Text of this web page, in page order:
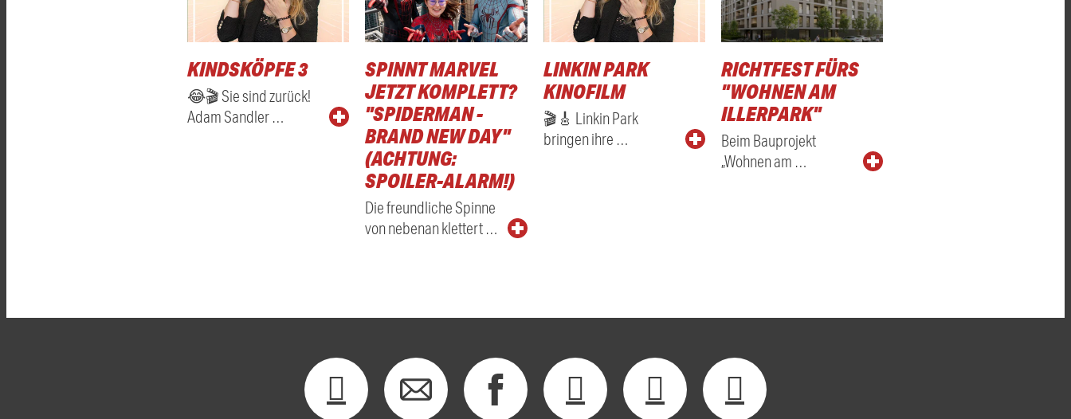
KINDSKÖPFE 3
😂🎬 Sie sind zurück!
Adam Sandler …
SPINNT MARVEL
JETZT KOMPLETT?
"SPIDERMAN -
BRAND NEW DAY"
(ACHTUNG:
SPOILER-ALARM!)
Die freundliche Spinne
von nebenan klettert …
LINKIN PARK
KINOFILM
🎬🎸 Linkin Park
bringen ihre …
RICHTFEST FÜRS
"WOHNEN AM
ILLERPARK"
Beim Bauprojekt
„Wohnen am …